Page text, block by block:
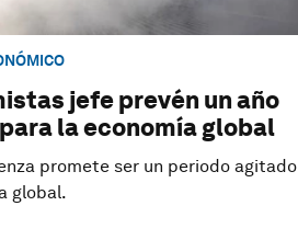
jefe prevén un año
la economía global
promete ser un periodo agitado
global.